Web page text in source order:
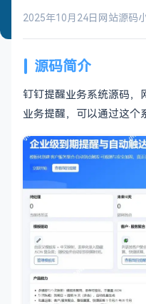
2025年10月24日 网站源码
源码简介
钉钉提醒业务系统源码，
业务提醒，可以通过这个